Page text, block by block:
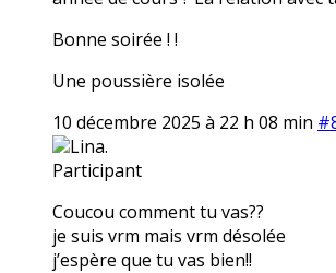
Bonne soirée ! !
Une poussière isolée
10 décembre 2025 à 22 h 08 min
Lina.
Participant
Coucou comment tu vas??
je suis vrm mais vrm désolée
j’espère que tu vas bien!!